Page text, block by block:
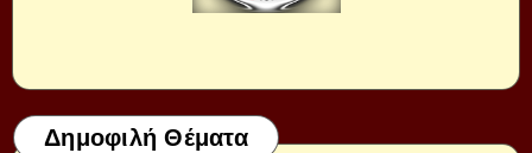
Δημοφιλή Θέματα